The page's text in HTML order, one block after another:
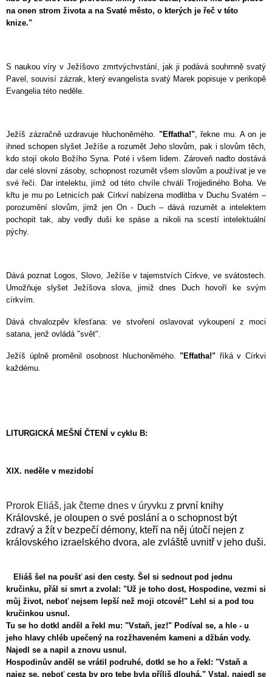
na onen strom života a na Svaté město, o kterých je řeč v této
knize."
S naukou víry v Ježíšovo zmrtvýchvstání, jak ji podává souhrnně svatý
Pavel, souvisí zázrak, který evangelista svatý Marek popisuje v perikopě
Evangelia této neděle.
Ježíš zázračně uzdravuje hluchoněmého. "Effatha!", řekne mu. A on je
ihned schopen slyšet Ježíše a rozumět Jeho slovům, pak i slovům těch,
kdo stojí okolo Božího Syna. Poté i všem lidem. Zároveň nadto dostává
dar celé slovní zásoby, schopnost rozumět všem slovům a používat je ve
své řeči. Dar intelektu, jímž od této chvíle chválí Trojjediného Boha. Ve
křtu je mu po Letnicích pak Církví nabízena modlitba v Duchu Svatém –
porozumění slovům, jimž jen On - Duch – dává rozumět a intelektem
pochopit tak, aby vedly duši ke spáse a nikoli na scestí intelektuální
pýchy.
Dává poznat Logos, Slovo, Ježíše v tajemstvích Církve, ve svátostech.
Umožňuje slyšet Ježíšova slova, jimiž dnes Duch hovoří ke svým
církvím.
Dává chvalozpěv křesťana: ve stvoření oslavovat vykoupení z moci
satana, jenž ovládá "svět".
Ježíš úplně proměnil osobnost hluchoněmého."Effatha!" říká v Církvi
každému.
LITURGICKÁ MEŠNÍ ČTENÍ v cyklu B:
XIX. neděle v mezidobí
Prorok Eliáš, jak čteme dnes v úryvku z první knihy
Královské, je oloupen o své poslání a o schopnost být
zdravý a žít v bezpečí démony, kteří na něj útočí nejen z
královského izraelského dvora, ale zvláště uvnitř v jeho duši.
Eliáš šel na poušť asi den cesty. Šel si sednout pod jednu
kručinku, přál si smrt a zvolal: "Už je toho dost, Hospodine, vezmi si
můj život, neboť nejsem lepší než moji otcové!" Lehl si a pod tou
kručinkou usnul.
Tu se ho dotkl anděl a řekl mu: "Vstaň, jez!" Podíval se, a hle - u
jeho hlavy chléb upečený na rozžhaveném kameni a džbán vody.
Najedl se a napil a znovu usnul.
Hospodinův anděl se vrátil podruhé, dotkl se ho a řekl: "Vstaň a
najez se, neboť cesta by pro tebe byla příliš dlouhá." Vstal, najedl se